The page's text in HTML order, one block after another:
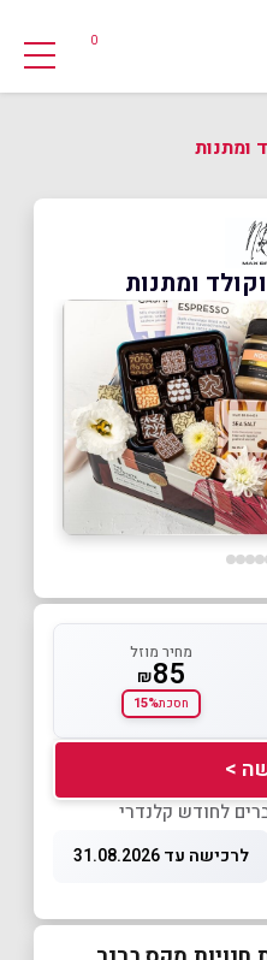
0
ומתנות
ומתנות
מחיר מוזל
₪85
חסכת15%
>
לרכישה עד 31.08.2026